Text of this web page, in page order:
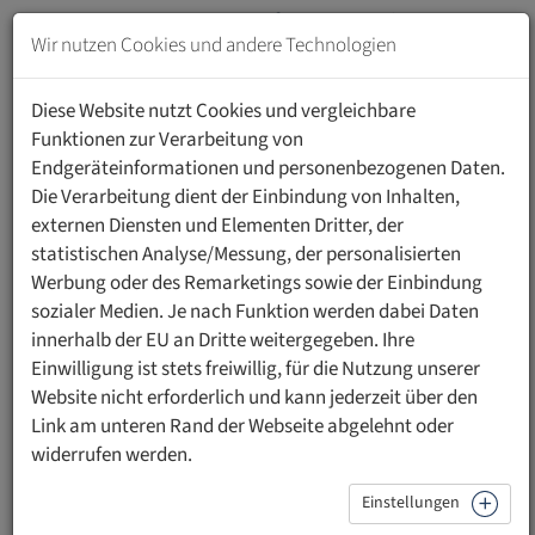
Zum
Inhalt
springen
Navigation
springen
HOME VERANSTALTUNGEN DETAILS
Zurück
zur
Übersicht
Vortragsabend mit
Publikumsgespräch anlässlich
10 Jahre Gartenkooperative
Liechtenstein Werdenberg e.G.
Wir nutzen Cookies und andere Technologien
Diese Website nutzt Cookies und vergleichbare
Funktionen zur Verarbeitung von
Endgeräteinformationen und personenbezogenen Daten.
Die Verarbeitung dient der Einbindung von Inhalten,
externen Diensten und Elementen Dritter, der
statistischen Analyse/Messung, der personalisierten
Werbung oder des Remarketings sowie der Einbindung
sozialer Medien. Je nach Funktion werden dabei Daten
innerhalb der EU an Dritte weitergegeben. Ihre
Einwilligung ist stets freiwillig, für die Nutzung unserer
Website nicht erforderlich und kann jederzeit über den
Link am unteren Rand der Webseite abgelehnt oder
widerrufen werden.
Einstellungen